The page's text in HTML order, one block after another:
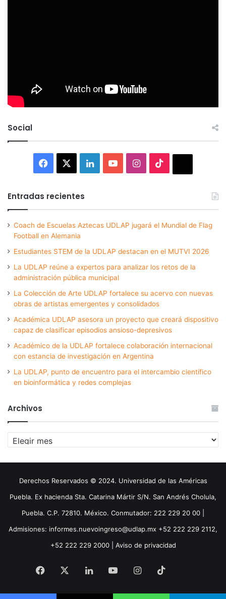
Social
Facebook LinkedInYouTubeInstagram
Entradas recientes
Coach de Escuelas Aztecas UDLAP jugará el Mundial de Flag
Football en Alemania
Estudiantes STEM de la UDLAP destacan en el MUTVI 2026
La UDLAP reúne a expertos para analizar los retos de la
administración pública municipal
La Colección de Arte UDLAP fortalece su acervo con nuevas
obras de artistas emergentes y consolidados
Académica UDLAP asesora un proyecto que creará dispositivo
capaz de clasificar episodios ansioso-depresivos
Académico de la UDLAP fortalece colaboración internacional
con estancia de investigación en Argentina
La UDLAP, punto de encuentro para el intercambio científico
en bioinformática y redes complejas
Archivos
Archivos
Derechos Reservados © 2024. Universidad de las Américas
Puebla. Ex hacienda Sta. Catarina Mártir S/N. San Andrés Cholula,
Puebla. C.P. 72810. México. Conmutador: 222 229 20 00 |
Admisiones: informes.nuevoingreso@udlap.mx +52 222 229 2112,
+52 222 229 2000 | Aviso de privacidad
Facebook LinkedInYouTubeInstagram